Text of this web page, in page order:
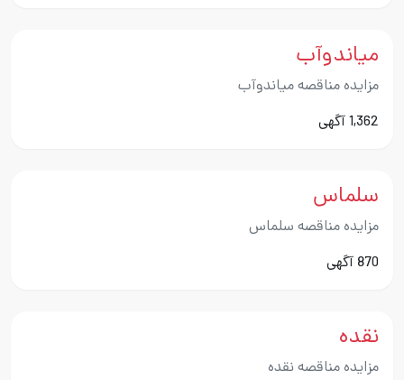
میاندوآب
مزایده مناقصه میاندوآب
1,362 آگهی
سلماس
مزایده مناقصه سلماس
870 آگهی
نقده
مزایده مناقصه نقده